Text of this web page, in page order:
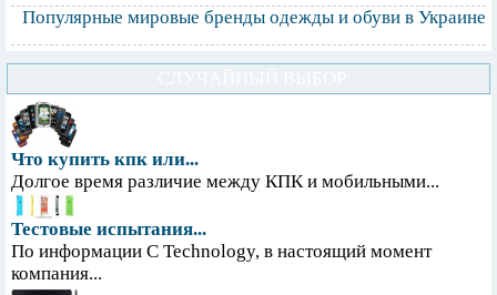
Популярные мировые бренды одежды и обуви в Украине
Что купить кпк или...
Долгое время различие между КПК и мобильными...
Тестовые испытания...
По информации С Technology, в настоящий момент
компания...